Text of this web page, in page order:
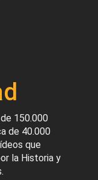
150.000
de 40.000
que
la Historia y